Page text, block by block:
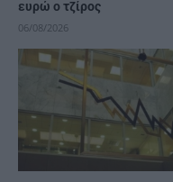
ευρώ ο τζίρος
06/08/2026